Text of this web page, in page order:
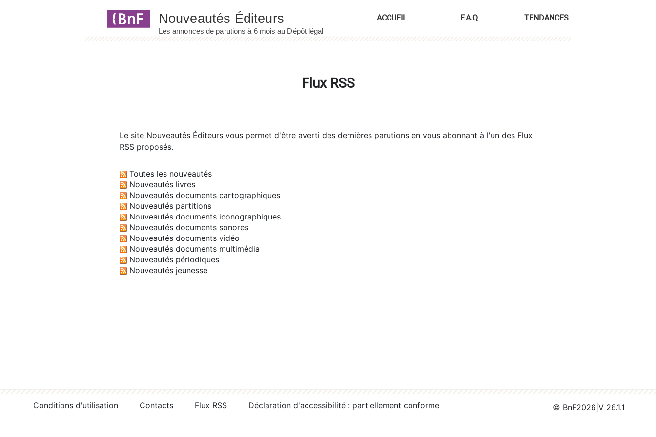
ACCUEIL F.A.Q TENDANCES
Flux RSS
Le site Nouveautés Éditeurs vous permet d'être averti des dernières parutions en vous abonnant à l'un des Flux
RSS proposés.
Toutes les nouveautés
Nouveautés livres
Nouveautés documents cartographiques
Nouveautés partitions
Nouveautés documents iconographiques
Nouveautés documents sonores
Nouveautés documents vidéo
Nouveautés documents multimédia
Nouveautés périodiques
Nouveautés jeunesse
Conditions d'utilisation Contacts Flux RSS Déclaration d'accessibilité : partiellement conforme © BnF2026 V 26.1.1